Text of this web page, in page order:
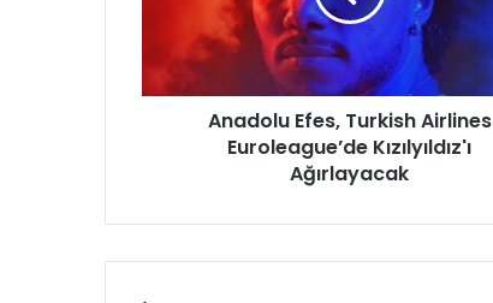
E
f
u
Anadolu Efes, Turkish Airlines
Euroleague’de Kızılyıldız'ı
Ağırlayacak